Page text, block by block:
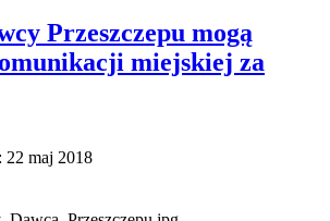
Przeszczepu mogą
miejskiej za
maj 2018